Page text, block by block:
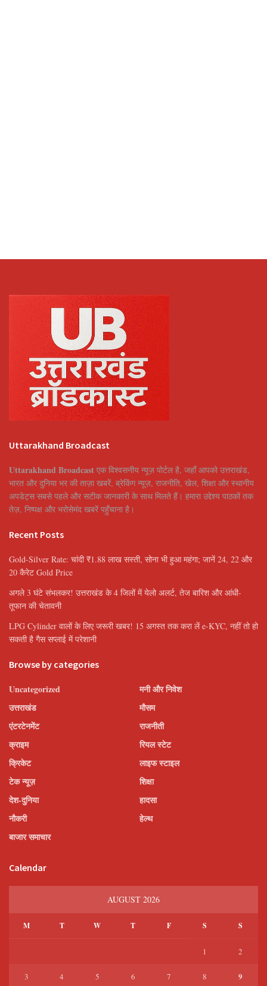
Uttarakhand Broadcast
Uttarakhand Broadcast एक विश्वसनीय न्यूज़ पोर्टल है, जहाँ आपको उत्तराखंड,
भारत और दुनिया भर की ताज़ा खबरें, ब्रेकिंग न्यूज़, राजनीति, खेल, शिक्षा और स्थानीय
अपडेट्स सबसे पहले और सटीक जानकारी के साथ मिलते हैं। हमारा उद्देश्य पाठकों तक
तेज़, निष्पक्ष और भरोसेमंद खबरें पहुँचाना है।
Recent Posts
Gold-Silver Rate: चांदी ₹1.88 लाख सस्ती, सोना भी हुआ महंगा; जानें 24, 22 और
20 कैरेट Gold Price
अगले 3 घंटे संभलकर! उत्तराखंड के 4 जिलों में येलो अलर्ट, तेज बारिश और आंधी-
तूफान की चेतावनी
LPG Cylinder वालों के लिए जरूरी खबर! 15 अगस्त तक करा लें e-KYC, नहीं तो हो
सकती है गैस सप्लाई में परेशानी
Browse by categories
Uncategorized
उत्तराखंड
एंटरटेनमेंट
क्राइम
क्रिकेट
टेक न्यूज़
देश-दुनिया
नौकरी
बाजार समाचार
मनी और निवेश
मौसम
राजनीती
रियल स्टेट
लाइफ स्टाइल
शिक्षा
हादसा
हेल्थ
Calendar
AUGUST 2026
M T W T F S S
1 2
3 4 5 6 7 8 9